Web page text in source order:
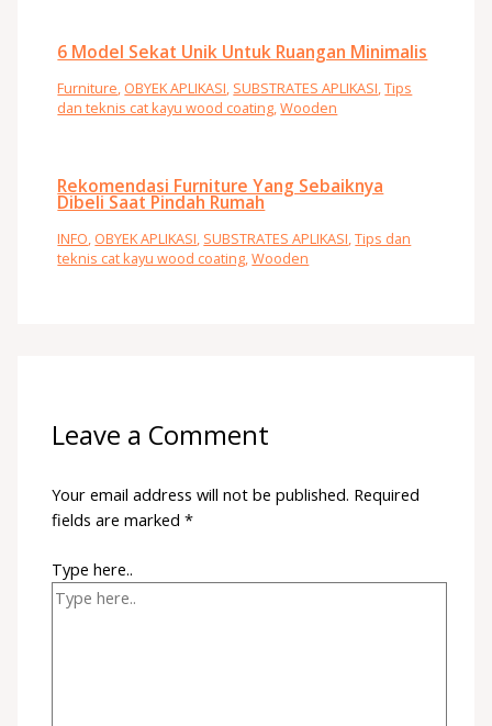
6 Model Sekat Unik Untuk Ruangan Minimalis
Furniture, OBYEK APLIKASI, SUBSTRATES APLIKASI,Tips
dan teknis cat kayu wood coating,Wooden
Rekomendasi Furniture Yang Sebaiknya
Dibeli Saat Pindah Rumah
INFO OBYEK APLIKASI SUBSTRATES APLIKASI ,Tips dan
teknis cat kayu wood coating ,Wooden
Leave a Comment
Your email address will not be published. Required
fields are marked*
Type here..